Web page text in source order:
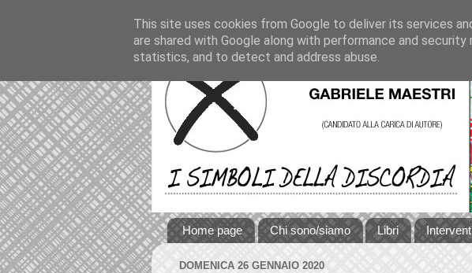
Home page Chi sono/siamo Libri
DOMENICA 26 GENNAIO 2020
This site uses cookies from Google to deliver its services
are shared with Google along with performance and
statistics, and to detect and address abuse.